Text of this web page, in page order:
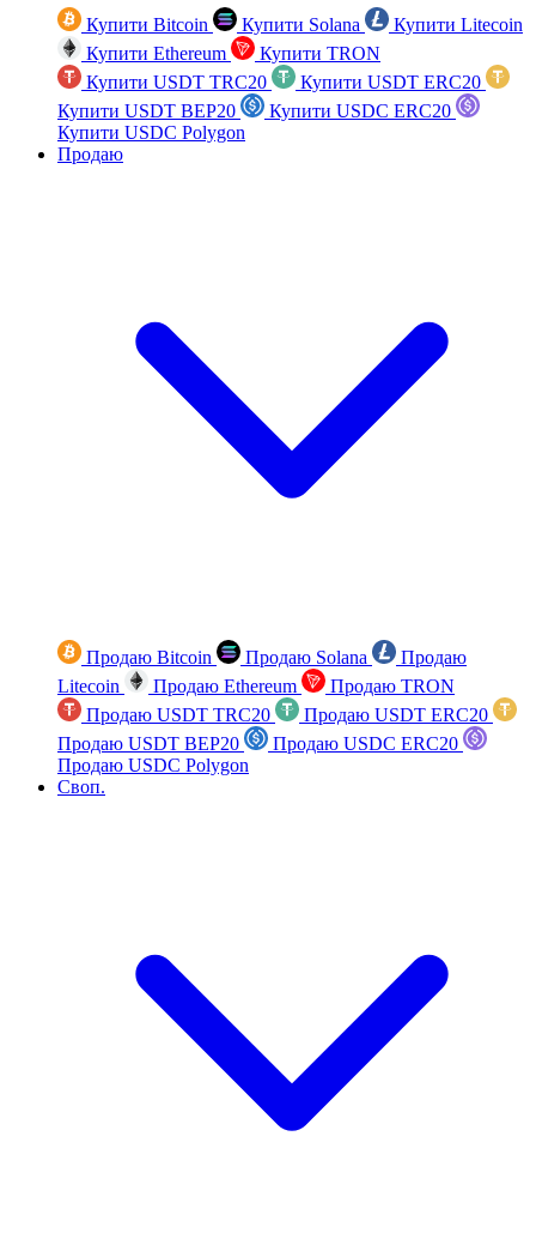
Купити Bitcoin Купити Solana
Купити Litecoin
Купити Ethereum
Купити TRON
Купити USDT TRC20
Купити USDT ERC20
Купити USDT BEP20
Купити USDC ERC20
Купити USDC Polygon
Продаю
Продаю Bitcoin Продаю Solana
Продаю
Litecoin
Продаю Ethereum
Продаю TRON
Продаю USDT TRC20
Продаю USDT ERC20
Продаю USDT BEP20
Продаю USDC ERC20
Продаю USDC Polygon
Своп.